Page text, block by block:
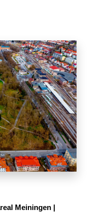
Meiningen |